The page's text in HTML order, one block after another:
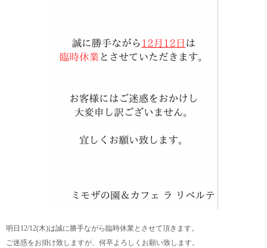
明日12/12(木)は誠に勝手ながら臨時休業とさせて頂きます。
ご迷惑をお掛け致しますが、何卒よろしくお願い致します。